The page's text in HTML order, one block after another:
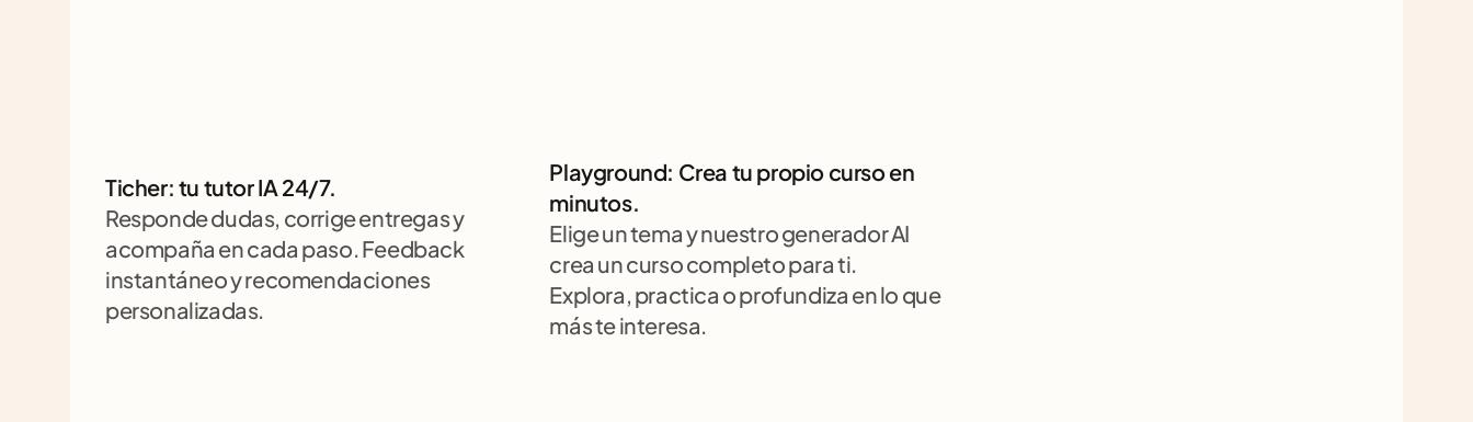
Ticher: tu tutor IA 24/7.
Responde dudas, corrige entregas y
acompaña en cada paso. Feedback
instantáneo y recomendaciones
personalizadas.
Playground: Crea tu propio curso en
minutos.
Elige un tema y nuestro generador AI
crea un curso completo para ti.
Explora, practica o profundiza en lo que
más te interesa.